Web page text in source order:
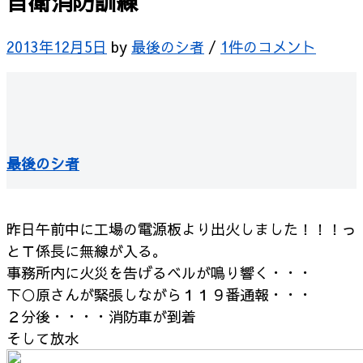
2013年12月5日 by 最後のシ者 / 1件のコメント
最後のシ者
昨日午前中に工場の電源板より出火しました！！！っ
と Ｔ係長に無線が入る。
事務所内に火災を告げるベルが鳴り響く・・・
下○原さんが緊張しながら１１９番通報・・・
２分後・・・・消防車が到着
そして放水